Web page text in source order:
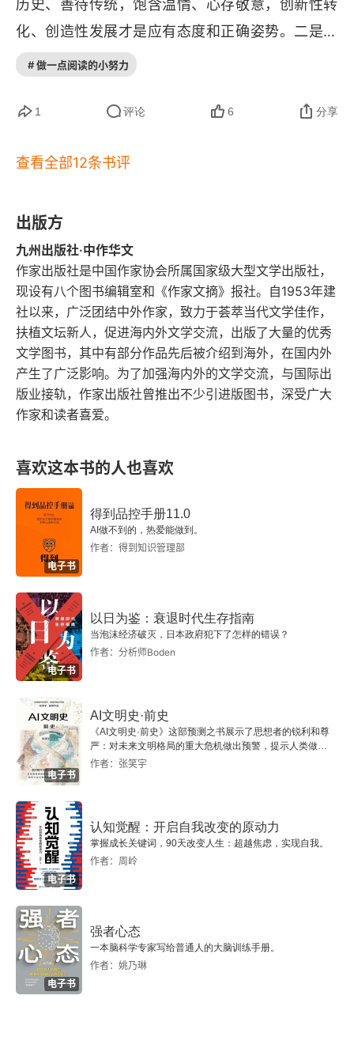
組織
府兵與農民
第二十五章 盛運中之衰象（上）唐代租稅制度與兵
第二十六章 盛運中之衰象（下）唐代政府官吏與士
第二十七章 新的統一盛運下之對外姿態唐初武功及
中葉以後之外患
第二十八章 大時代之沒落唐中葉以後政治社會之各
方面
第二十九章 大時代之沒落（續）
第三十章 黑暗時代之大動搖黃巢之亂以及五代十國
第六編 兩宋之部
第三十二章 士大夫的自覺與政治革新運動慶曆熙寧
之變法
第三十三章 新舊黨爭與南北人才元祐以下
第三十四章 南北再分裂宋遼金之和戰
第七編 元明之部
第三十五章 暴風雨之來臨蒙古入主
第三十六章 傳統政治復興下之君主獨裁（上）明代
興亡
第三十七章 傳統政治復興下之君主獨裁（下）
第三十八章 南北經濟文化之轉移（上）自唐至明之
社會
第三十九章 南北經濟文化之轉移（中）
第四十一章 社會自由講學之再興起宋元明三代之學
術
第八編 清代之部
历史、善待传统，饱含温情、心存敬意，创新性转
化、创造性发展才是应有态度和正确姿势。二是理
清了中国历史的发展脉络。仅靠时间线索、事件节
中国历史在钱穆的眼中笔下是一条生命之河，文化
层逻辑，一部历史就是一套逻辑。三是优化了写
更是难得。行文简洁明了，条理清晰，不讲废话，
读来毫不费劲。研究视野广阔又能抓住重点，系统
性和深刻度结合的相得益彰。
# 做一点阅读的小努力
1 评论 6 分享
查看全部12条书评
出版方
九州出版社·中作华文
作家出版社是中国作家协会所属国家级大型文学出版社，
现设有八个图书编辑室和《作家文摘》报社。自1953年建
社以来，广泛团结中外作家，致力于荟萃当代文学佳作，
扶植文坛新人，促进海内外文学交流，出版了大量的优秀
文学图书，其中有部分作品先后被介绍到海外，在国内外
产生了广泛影响。为了加强海内外的文学交流，与国际出
版业接轨，作家出版社曾推出不少引进版图书，深受广大
作家和读者喜爱。
喜欢这本书的人也喜欢
电子书
得到品控手册11.0
AI做不到的，热爱能做到。
作者：得到知识管理部
电子书
以日为鉴：衰退时代生存指南
当泡沫经济破灭，日本政府犯下了怎样的错误？
作者：分析师Boden
电子书
AI文明史·前史
《AI文明史·前史》这部预测之书展示了思想者的锐利和尊
严：对未来文明格局的重大危机做出预警，提示人类做出
智慧的选择。
作者：张笑宇
电子书
认知觉醒：开启自我改变的原动力
掌握成长关键词，90天改变人生：超越焦虑，实现自我。
作者：周岭
电子书
强者心态
一本脑科学专家写给普通人的大脑训练手册。
作者：姚乃琳